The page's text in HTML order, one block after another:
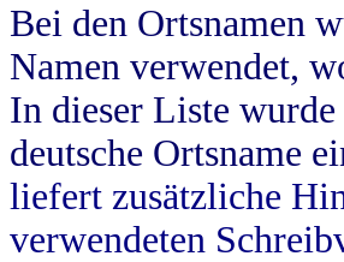
Bei den Ortsnamen
Namen verwendet,
In dieser Liste
deutsche Ortsname
liefert zusätzliche
verwendeten